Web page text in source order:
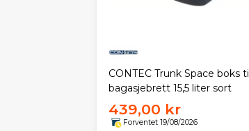
CONTEC Trunk Space boks til
bagasjebrett 15,5 liter sort
439,00 kr
Forventet 19/08/2026